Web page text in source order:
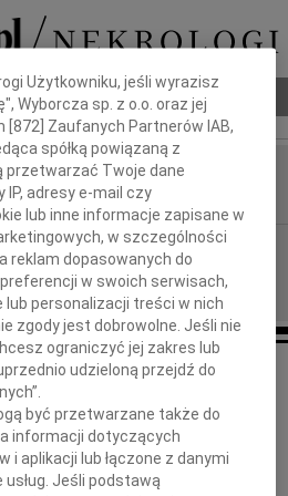
pogrzebowy
Werner
Adamowi Wernerowi
wyrazy głębokiego współczucia
z powodu śmierci Taty
Użytkowniku, jeśli wyrazisz
Wyborcza sp. z o.o. oraz jej
[872 ] Zaufanych Partnerów IAB,
spółką powiązaną z
przetwarzać Twoje dane
IP, adresy e-mail czy
lub inne informacje zapisane w
w szczególności
reklam dopasowanych do
w swoich serwisach,
lub personalizacji treści w nich
zgody jest dobrowolne. Jeśli nie
ograniczyć jej zakres lub
udzieloną przejdź do
być przetwarzane także do
informacji dotyczących
i aplikacji lub łączone z danymi
Jeśli podstawą